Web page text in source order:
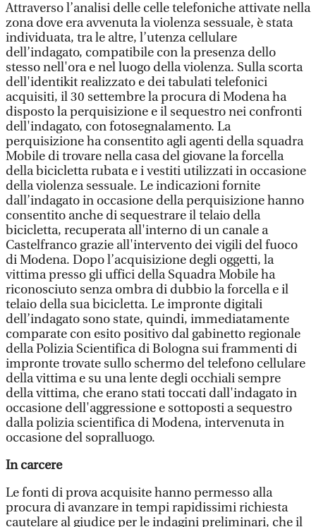
Attraverso l’analisi delle celle telefoniche attivate nella
zona dove era avvenuta la violenza sessuale, è stata
individuata, tra le altre, l’utenza cellulare
dell’indagato, compatibile con la presenza dello
stesso nell'ora e nel luogo della violenza. Sulla scorta
dell'identikit realizzato e dei tabulati telefonici
acquisiti, il 30 settembre la procura di Modena ha
disposto la perquisizione e il sequestro nei confronti
dell'indagato, con fotosegnalamento. La
perquisizione ha consentito agli agenti della squadra
Mobile di trovare nella casa del giovane la forcella
della bicicletta rubata e i vestiti utilizzati in occasione
della violenza sessuale. Le indicazioni fornite
dall’indagato in occasione della perquisizione hanno
consentito anche di sequestrare il telaio della
bicicletta, recuperata all'interno di un canale a
Castelfranco grazie all'intervento dei vigili del fuoco
di Modena. Dopo l’acquisizione degli oggetti, la
vittima presso gli uffici della Squadra Mobile ha
riconosciuto senza ombra di dubbio la forcella e il
telaio della sua bicicletta. Le impronte digitali
dell’indagato sono state, quindi, immediatamente
comparate con esito positivo dal gabinetto regionale
della Polizia Scientifica di Bologna sui frammenti di
impronte trovate sullo schermo del telefono cellulare
della vittima e su una lente degli occhiali sempre
della vittima, che erano stati toccati dall'indagato in
occasione dell'aggressione e sottoposti a sequestro
dalla polizia scientifica di Modena, intervenuta in
occasione del sopralluogo.
In carcere
Le fonti di prova acquisite hanno permesso alla
procura di avanzare in tempi rapidissimi richiesta
cautelare al giudice per le indagini preliminari, che il